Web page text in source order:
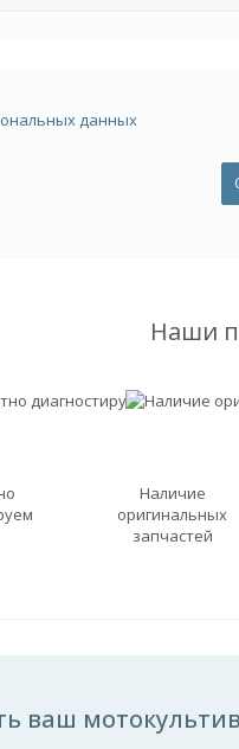
данных
Наши
Наличие
оригинальных
запчастей
ваш